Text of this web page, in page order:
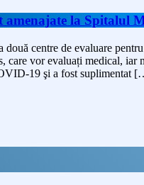
amenajate la Spitalul
centre de evaluare
vor evaluați medical,
19 şi a fost suplimentat